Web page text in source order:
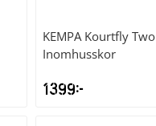
KEMPA Kourtfly Two
Inomhusskor
1399kr